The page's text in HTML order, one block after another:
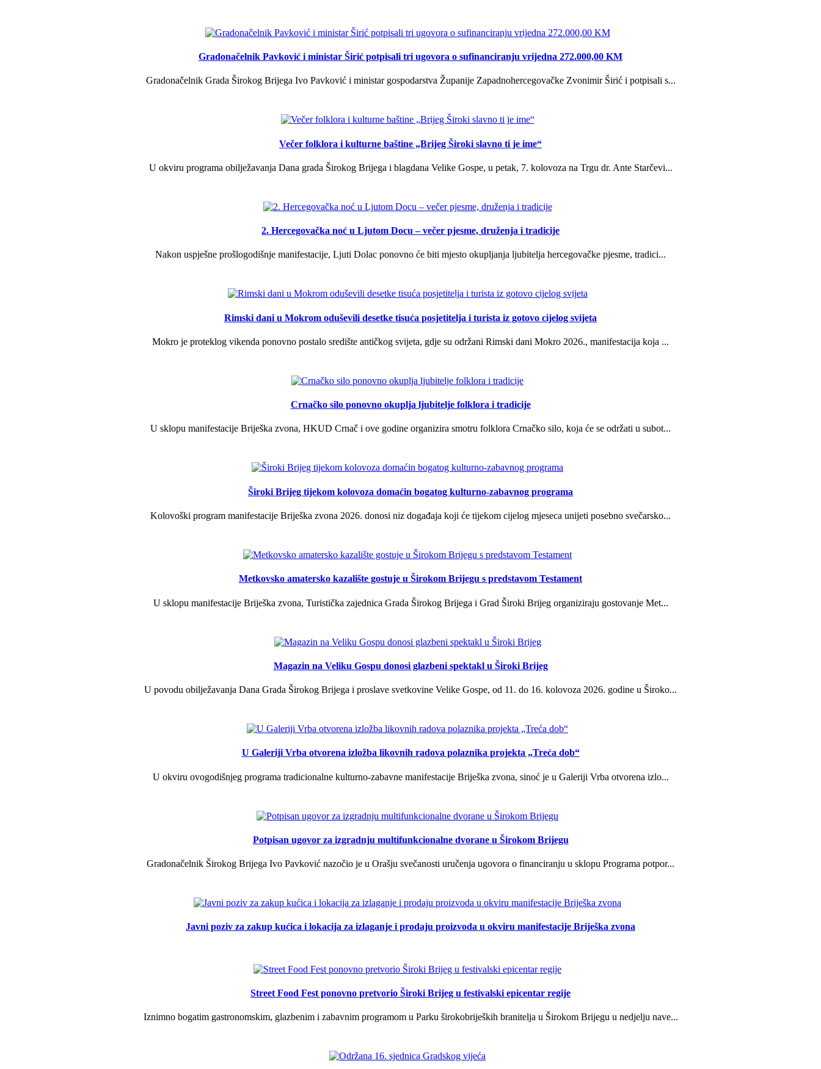
Gradonačelnik Pavković i ministar Širić potpisali tri ugovora o sufinanciranju vrijedna 272.000,00 KM
Gradonačelnik Grada Širokog Brijega Ivo Pavković i ministar gospodarstva Županije Zapadnohercegovačke Zvonimir Širić i potpisali s...
Večer folklora i kulturne baštine „Brijeg Široki slavno ti je ime“
U okviru programa obilježavanja Dana grada Širokog Brijega i blagdana Velike Gospe, u petak, 7. kolovoza na Trgu dr. Ante Starčevi...
2. Hercegovačka noć u Ljutom Docu – večer pjesme, druženja i tradicije
Nakon uspješne prošlogodišnje manifestacije, Ljuti Dolac ponovno će biti mjesto okupljanja ljubitelja hercegovačke pjesme, tradici...
Rimski dani u Mokrom oduševili desetke tisuća posjetitelja i turista iz gotovo cijelog svijeta
Mokro je proteklog vikenda ponovno postalo središte antičkog svijeta, gdje su održani Rimski dani Mokro 2026., manifestacija koja ...
Crnačko silo ponovno okuplja ljubitelje folklora i tradicije
U sklopu manifestacije Briješka zvona, HKUD Crnač i ove godine organizira smotru folklora Crnačko silo, koja će se održati u subot...
Široki Brijeg tijekom kolovoza domaćin bogatog kulturno-zabavnog programa
Kolovoški program manifestacije Briješka zvona 2026. donosi niz događaja koji će tijekom cijelog mjeseca unijeti posebno svečarsko...
Metkovsko amatersko kazalište gostuje u Širokom Brijegu s predstavom Testament
U sklopu manifestacije Briješka zvona, Turistička zajednica Grada Širokog Brijega i Grad Široki Brijeg organiziraju gostovanje Met...
Magazin na Veliku Gospu donosi glazbeni spektakl u Široki Brijeg
U povodu obilježavanja Dana Grada Širokog Brijega i proslave svetkovine Velike Gospe, od 11. do 16. kolovoza 2026. godine u Široko...
U Galeriji Vrba otvorena izložba likovnih radova polaznika projekta „Treća dob“
U okviru ovogodišnjeg programa tradicionalne kulturno-zabavne manifestacije Briješka zvona, sinoć je u Galeriji Vrba otvorena izlo...
Potpisan ugovor za izgradnju multifunkcionalne dvorane u Širokom Brijegu
Gradonačelnik Širokog Brijega Ivo Pavković nazočio je u Orašju svečanosti uručenja ugovora o financiranju u sklopu Programa potpor...
Javni poziv za zakup kućica i lokacija za izlaganje i prodaju proizvoda u okviru manifestacije Briješka zvona
Street Food Fest ponovno pretvorio Široki Brijeg u festivalski epicentar regije
Iznimno bogatim gastronomskim, glazbenim i zabavnim programom u Parku širokobrijeških branitelja u Širokom Brijegu u nedjelju nave...